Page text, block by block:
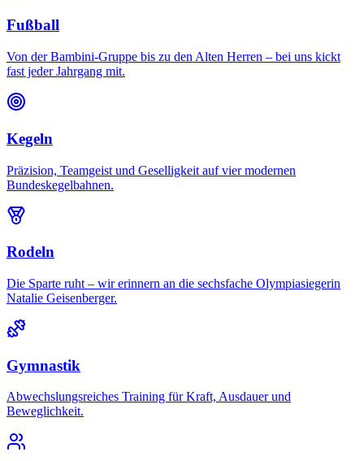
Fußball
Von der Bambini-Gruppe bis zu den Alten Herren – bei uns kickt
fast jeder Jahrgang mit.
Kegeln
Präzision, Teamgeist und Geselligkeit auf vier modernen
Bundeskegelbahnen.
Rodeln
Die Sparte ruht – wir erinnern an die sechsfache Olympiasiegerin
Natalie Geisenberger.
Gymnastik
Abwechslungsreiches Training für Kraft, Ausdauer und
Beweglichkeit.